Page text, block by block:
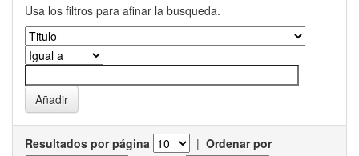
Usa los filtros para afinar la busqueda.
Resultados por página | Ordenar por